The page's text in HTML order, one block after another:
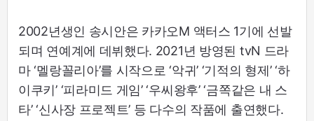
2002년생인 송시안은 카카오M 액터스 1기에 선발
되며 연예계에 데뷔했다. 2021년 방영된 tvN 드라
마 ‘멜랑꼴리아’를 시작으로 ‘악귀’ ‘기적의 형제’ ‘하
이쿠키’ ‘피라미드 게임’ ‘우씨왕후’ ‘금쪽같은 내 스
타’ ‘신사장 프로젝트’ 등 다수의 작품에 출연했다.